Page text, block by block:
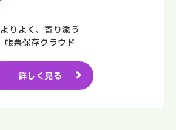
よりよく、寄り添う
帳票保存クラウド
詳しく見る